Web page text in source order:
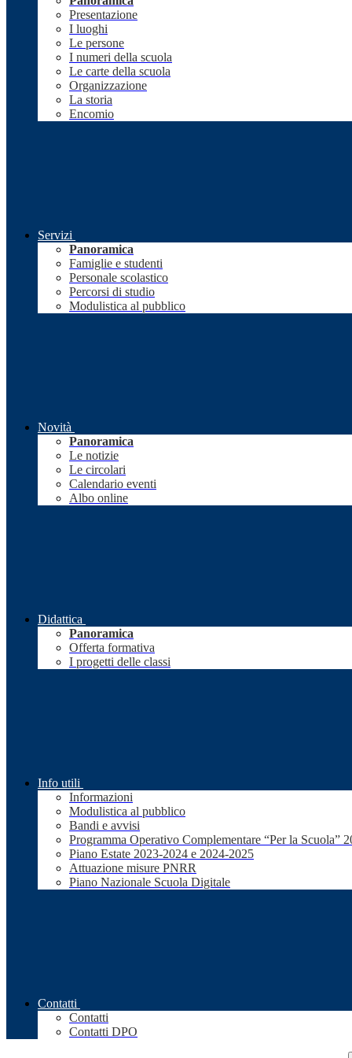
Presentazione
I luoghi
Le persone
I numeri della scuola
Le carte della scuola
Organizzazione
La storia
Encomio
Servizi
Panoramica
Famiglie e studenti
Personale scolastico
Percorsi di studio
Modulistica al pubblico
Novità
Panoramica
Le notizie
Le circolari
Calendario eventi
Albo online
Didattica
Panoramica
Offerta formativa
I progetti delle classi
Info utili
Informazioni
Modulistica al pubblico
Bandi e avvisi
Programma Operativo Complementare “Per la Scuola”
Piano Estate 2023-2024 e 2024-2025
Attuazione misure PNRR
Piano Nazionale Scuola Digitale
Contatti
Contatti
Contatti DPO